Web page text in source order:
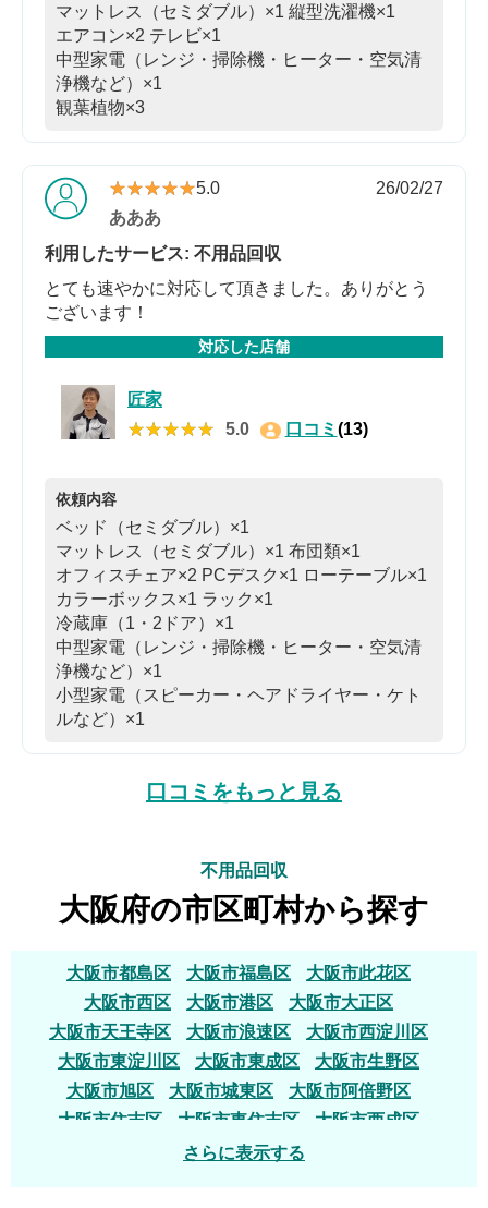
マットレス（セミダブル）×1 縦型洗濯機×1
エアコン×2 テレビ×1
中型家電（レンジ・掃除機・ヒーター・空気清
浄機など）×1
観葉植物×3
★★★★★
★★★★★5.0
26/02/27
あああ
利用したサービス: 不用品回収
とても速やかに対応して頂きました。ありがとう
ございます！
対応した店舗
匠家
★★★★★
★★★★★ 5.0 口コミ (13)
依頼内容
ベッド（セミダブル）×1
マットレス（セミダブル）×1 布団類×1
オフィスチェア×2 PCデスク×1 ローテーブル×1
カラーボックス×1 ラック×1
冷蔵庫（1・2ドア）×1
中型家電（レンジ・掃除機・ヒーター・空気清
浄機など）×1
小型家電（スピーカー・ヘアドライヤー・ケト
ルなど）×1
口コミをもっと見る
不用品回収
大阪府の市区町村から探す
大阪市都島区 大阪市福島区
大阪市此花区
大阪市西区
大阪市港区
大阪市大正区
大阪市天王寺区
大阪市浪速区
大阪市西淀川区
大阪市東淀川区
大阪市東成区
大阪市生野区
大阪市旭区
大阪市城東区
大阪市阿倍野区
大阪市住吉区
大阪市東住吉区
大阪市西成区
大阪市鶴見区
大阪市住之江区
さらに表示する